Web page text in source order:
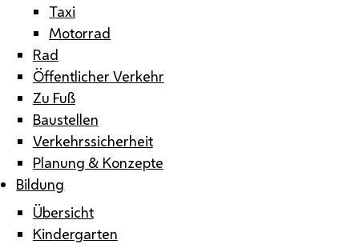
Taxi
Motorrad
Rad
Öffentlicher Verkehr
Zu Fuß
Baustellen
Verkehrssicherheit
Planung & Konzepte
Bildung
Übersicht
Kindergarten